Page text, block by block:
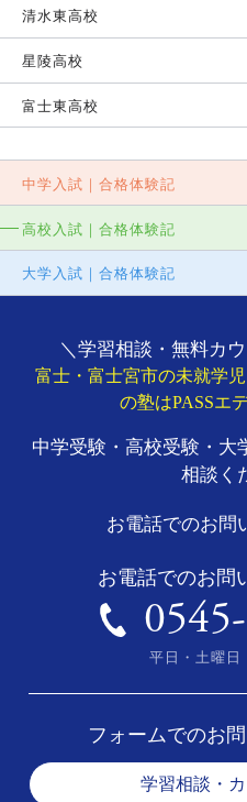
清水東高校
星陵高校
富士東高校
中学入試｜合格体験記
高校入試｜合格体験記
大学入試｜合格体験記
＼学習相談・無料カ
富士・富士宮市の未就学
の塾はPASSエ
中学受験・高校受験・大
相談く
お電話でのお問
お電話でのお問
平日・土曜
フォームでのお
学習相談・